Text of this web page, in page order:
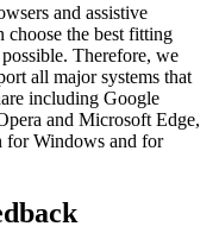
and assistive
choose the best fitting
Therefore, we
all major systems that
including Google
and Microsoft Edge,
for Windows and for